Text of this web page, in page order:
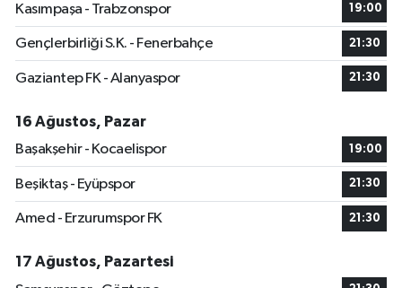
Kasımpaşa - Trabzonspor 19:00
Gençlerbirliği S.K. - Fenerbahçe 21:30
Gaziantep FK - Alanyaspor 21:30
16 Ağustos, Pazar
Başakşehir - Kocaelispor
19:00
Beşiktaş - Eyüpspor 21:30
Amed - Erzurumspor FK 21:30
17 Ağustos, Pazartesi